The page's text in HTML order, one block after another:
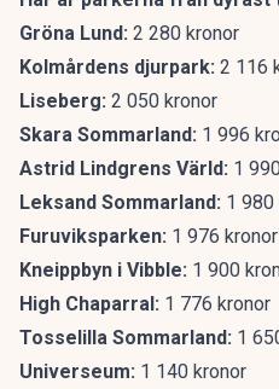
Gröna Lund: 2 280 kronor
Kolmårdens djurpark: 2 116
Liseberg: 2 050 kronor
Skara Sommarland: 1 996
Astrid Lindgrens Värld: 1
Leksand Sommarland: 1 980
Furuviksparken: 1 976 kronor
Kneippbyn i Vibble: 1 900
High Chaparral: 1 776 kronor
Tosselilla Sommarland: 1
Universeum: 1 140 kronor